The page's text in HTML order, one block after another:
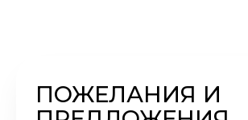
ПОЖЕЛАНИЯ И